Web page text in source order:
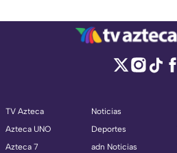
TV Azteca
Azteca UNO
Azteca 7
Noticias
Deportes
adn Noticias